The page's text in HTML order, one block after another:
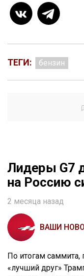
ТЕГИ: бензин
Лидеры G7
на Россию
2 месяца назад
ВАШИ
По итогам саммита,
«лучший друг»